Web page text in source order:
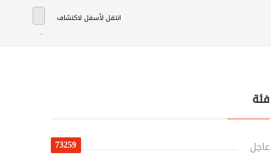
انتقل لأسفل لاكتشاف
فئة
عاجل 73259